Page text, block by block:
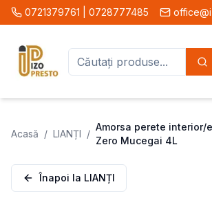
0721379761 | 0728777485
Acasă / LIANȚI /
Amorsa perete interior/
Zero Mucegai 4L
Înapoi la LIANȚI